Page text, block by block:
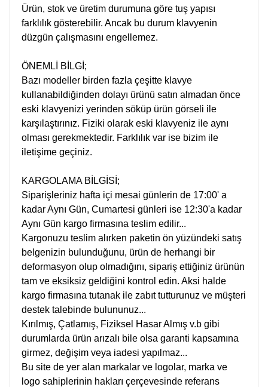
Ürün, stok ve üretim durumuna göre tuş yapısı
farklılık gösterebilir. Ancak bu durum klavyenin
düzgün çalışmasını engellemez.
ÖNEMLİ BİLGİ;
Bazı modeller birden fazla çeşitte klavye
kullanabildiğinden dolayı ürünü satın almadan önce
eski klavyenizi yerinden söküp ürün görseli ile
karşılaştırınız. Fiziki olarak eski klavyeniz ile aynı
olması gerekmektedir. Farklılık var ise bizim ile
iletişime geçiniz.
KARGOLAMA BİLGİSİ;
Siparişleriniz hafta içi mesai günlerin de 17:00' a
kadar Aynı Gün, Cumartesi günleri ise 12:30'a kadar
Aynı Gün kargo firmasına teslim edilir...
Kargonuzu teslim alırken paketin ön yüzündeki satış
belgenizin bulunduğunu, ürün de herhangi bir
deformasyon olup olmadığını, sipariş ettiğiniz ürünün
tam ve eksiksiz geldiğini kontrol edin. Aksi halde
kargo firmasına tutanak ile zabıt tutturunuz ve müşteri
destek talebinde bulununuz...
Kırılmış, Çatlamış, Fiziksel Hasar Almış v.b gibi
durumlarda ürün arızalı bile olsa garanti kapsamına
girmez, değişim veya iadesi yapılmaz...
Bu site de yer alan markalar ve logolar, marka ve
logo sahiplerinin hakları çerçevesinde referans